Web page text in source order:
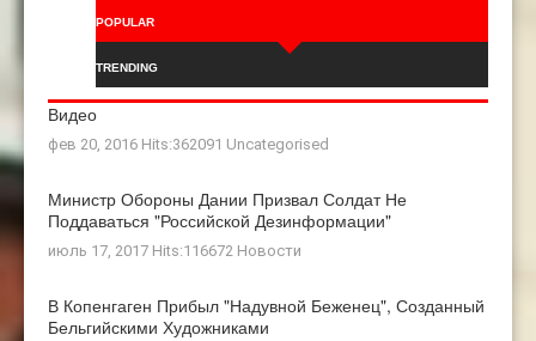
POPULAR
TRENDING
Видео
фев 20, 2016 Hits:362091 Uncategorised
Министр Обороны Дании Призвал Солдат Не
Поддаваться "российской Дезинформации"
июль 17, 2017 Hits:116672 Новости
В Копенгаген Прибыл "Надувной Беженец", Созданный
Бельгийскими Художниками